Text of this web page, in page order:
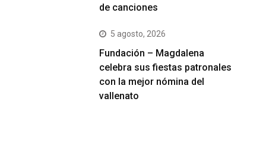
de canciones
5 agosto, 2026
Fundación – Magdalena
celebra sus fiestas patronales
con la mejor nómina del
vallenato